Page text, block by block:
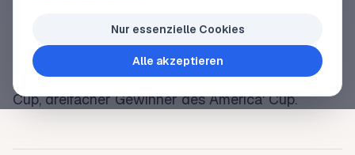
Gold und Weltmeister imFinn Dinghy
Weltmeister in anderen Klassen, dreifacher
Matchrace-Weltmeister, Gewinner des Admiral's
Cup, dreifacher Gewinner des America' Cup.
Nur essenzielle Cookies
Alle akzeptieren